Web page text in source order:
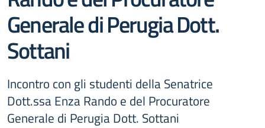
Generale di Perugia Dott.
Sottani
Incontro con gli studenti della Senatrice
Dott.ssa Enza Rando e del Procuratore
Generale di Perugia Dott. Sottani